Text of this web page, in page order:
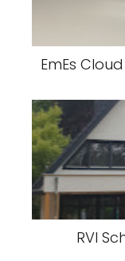
EmEs
RVI